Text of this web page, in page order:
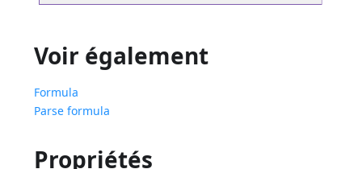
Voir également
Formula
Parse formula
Propriétés